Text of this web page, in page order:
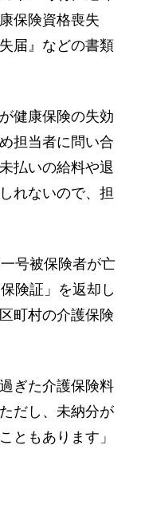
保険資格喪失
届』などの書類
健康保険の失効
担当者に問い合
払いの給料や退
れないので、担
号被保険者が亡
険証」を返却し
町村の介護保険
ぎた介護保険料
だし、未納分が
ともあります」